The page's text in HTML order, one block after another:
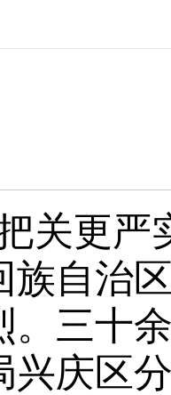
更严实
族自治
。三十
兴庆区